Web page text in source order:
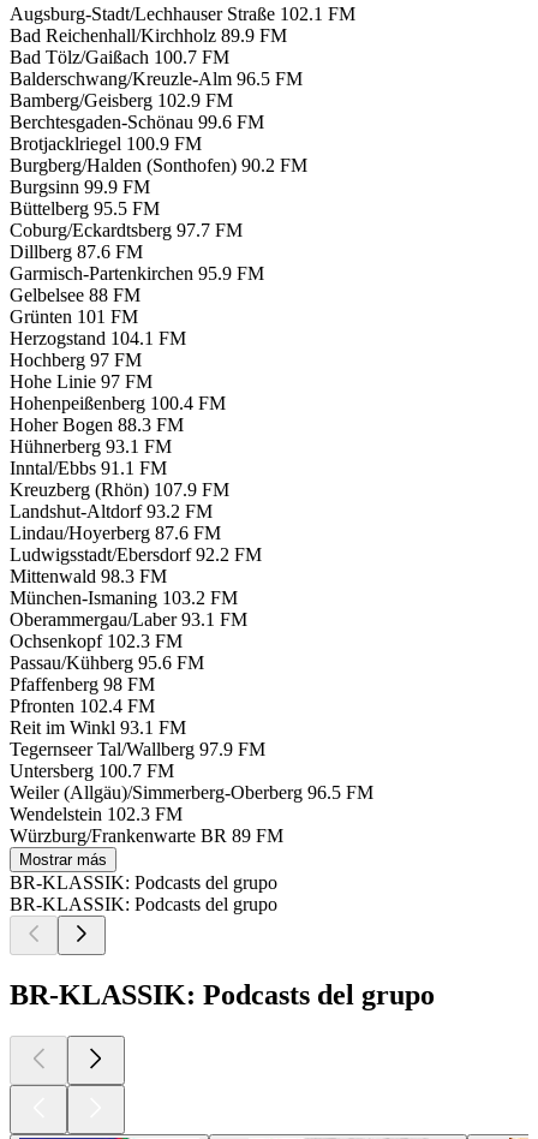
Augsburg-Stadt/Lechhauser Straße 102.1 FM
Bad Reichenhall/Kirchholz 89.9 FM
Bad Tölz/Gaißach 100.7 FM
Balderschwang/Kreuzle-Alm 96.5 FM
Bamberg/Geisberg 102.9 FM
Berchtesgaden-Schönau 99.6 FM
Brotjacklriegel 100.9 FM
Burgberg/Halden (Sonthofen) 90.2 FM
Burgsinn 99.9 FM
Büttelberg 95.5 FM
Coburg/Eckardtsberg 97.7 FM
Dillberg 87.6 FM
Garmisch-Partenkirchen 95.9 FM
Gelbelsee 88 FM
Grünten 101 FM
Herzogstand 104.1 FM
Hochberg 97 FM
Hohe Linie 97 FM
Hohenpeißenberg 100.4 FM
Hoher Bogen 88.3 FM
Hühnerberg 93.1 FM
Inntal/Ebbs 91.1 FM
Kreuzberg (Rhön) 107.9 FM
Landshut-Altdorf 93.2 FM
Lindau/Hoyerberg 87.6 FM
Ludwigsstadt/Ebersdorf 92.2 FM
Mittenwald 98.3 FM
München-Ismaning 103.2 FM
Oberammergau/Laber 93.1 FM
Ochsenkopf 102.3 FM
Passau/Kühberg 95.6 FM
Pfaffenberg 98 FM
Pfronten 102.4 FM
Reit im Winkl 93.1 FM
Tegernseer Tal/Wallberg 97.9 FM
Untersberg 100.7 FM
Weiler (Allgäu)/Simmerberg-Oberberg 96.5 FM
Wendelstein 102.3 FM
Würzburg/Frankenwarte BR 89 FM
Mostrar más
BR-KLASSIK: Podcasts del grupo
BR-KLASSIK: Podcasts del grupo
BR-KLASSIK: Podcasts del grupo